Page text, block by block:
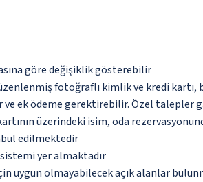
göre değişiklik gösterebilir
fotoğraflı kimlik ve kredi
ve ek ödeme gerektirebilir. Özel talepler
üzerindeki isim, oda
edilmektedir
yer almaktadır
olmayabilecek açık alanlar